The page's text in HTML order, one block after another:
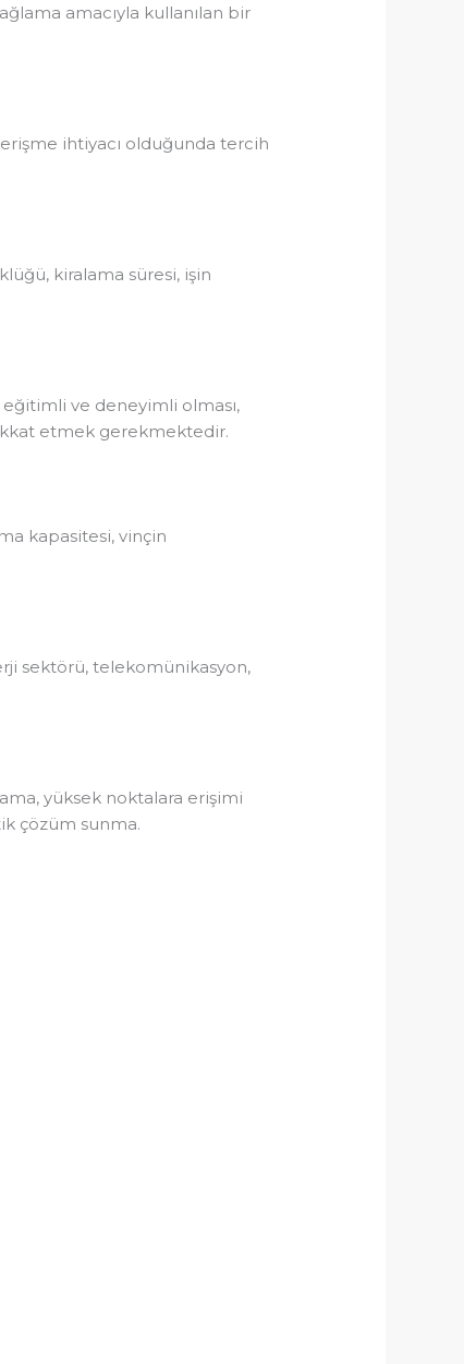
amacıyla kullanılan bir
erişme ihtiyacı olduğunda tercih
kiralama süresi, işin
ve deneyimli olması,
etmek gerekmektedir.
kapasitesi, vinçin
sektörü, telekomünikasyon,
yüksek noktalara erişimi
çözüm sunma.